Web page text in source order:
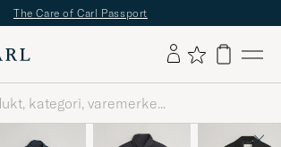
The Care of Carl Passport